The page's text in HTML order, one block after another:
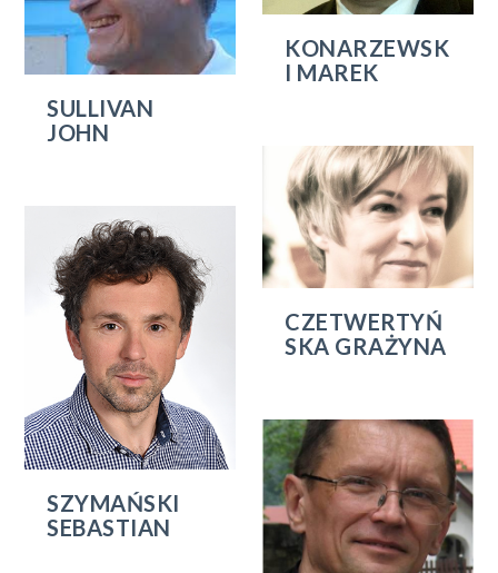
SULLIVAN
JOHN
SZYMAŃSKI
SEBASTIAN
KONARZEWSK
I MAREK
CZETWERTYŃ
SKA GRAŻYNA